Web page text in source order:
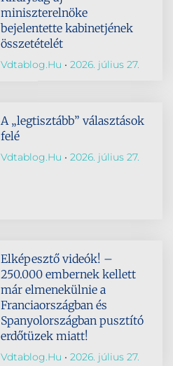
miniszterelnöke
bejelentette kabinetjének
összetételét
Vdtablog.hu 2026. július 27.
A „legtisztább” választások
felé
Vdtablog.hu 2026. július 27.
Elképesztő videók! –
250.000 embernek kellett
már elmenekülnie a
Franciaországban és
Spanyolországban pusztító
erdőtüzek miatt!
Vdtablog.hu 2026. július 27.